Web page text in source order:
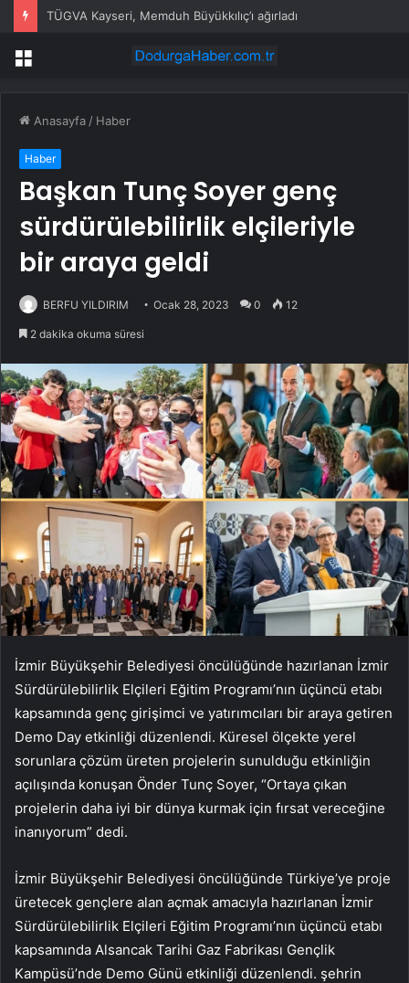
TÜGVA Kayseri, Memduh Büyükkılıç’ı ağırladı
Menü
Anasayfa / Haber
Haber
Başkan Tunç Soyer genç
sürdürülebilirlik elçileriyle
bir araya geldi
BERFU YILDIRIM Ocak 28, 2023 0 12
2 dakika okuma süresi
İzmir Büyükşehir Belediyesi öncülüğünde hazırlanan İzmir
Sürdürülebilirlik Elçileri Eğitim Programı’nın üçüncü etabı
kapsamında genç girişimci ve yatırımcıları bir araya getiren
Demo Day etkinliği düzenlendi. Küresel ölçekte yerel
sorunlara çözüm üreten projelerin sunulduğu etkinliğin
açılışında konuşan Önder Tunç Soyer, “Ortaya çıkan
projelerin daha iyi bir dünya kurmak için fırsat vereceğine
inanıyorum” dedi.
İzmir Büyükşehir Belediyesi öncülüğünde Türkiye’ye proje
üretecek gençlere alan açmak amacıyla hazırlanan İzmir
Sürdürülebilirlik Elçileri Eğitim Programı’nın üçüncü etabı
kapsamında Alsancak Tarihi Gaz Fabrikası Gençlik
Kampüsü’nde Demo Günü etkinliği düzenlendi. şehrin